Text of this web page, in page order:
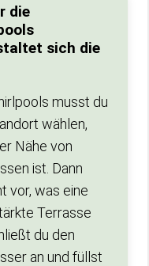
die
sich die
musst du
wählen,
Nähe von
ist. Dann
vor, was eine
Terrasse
du den
an und füllst